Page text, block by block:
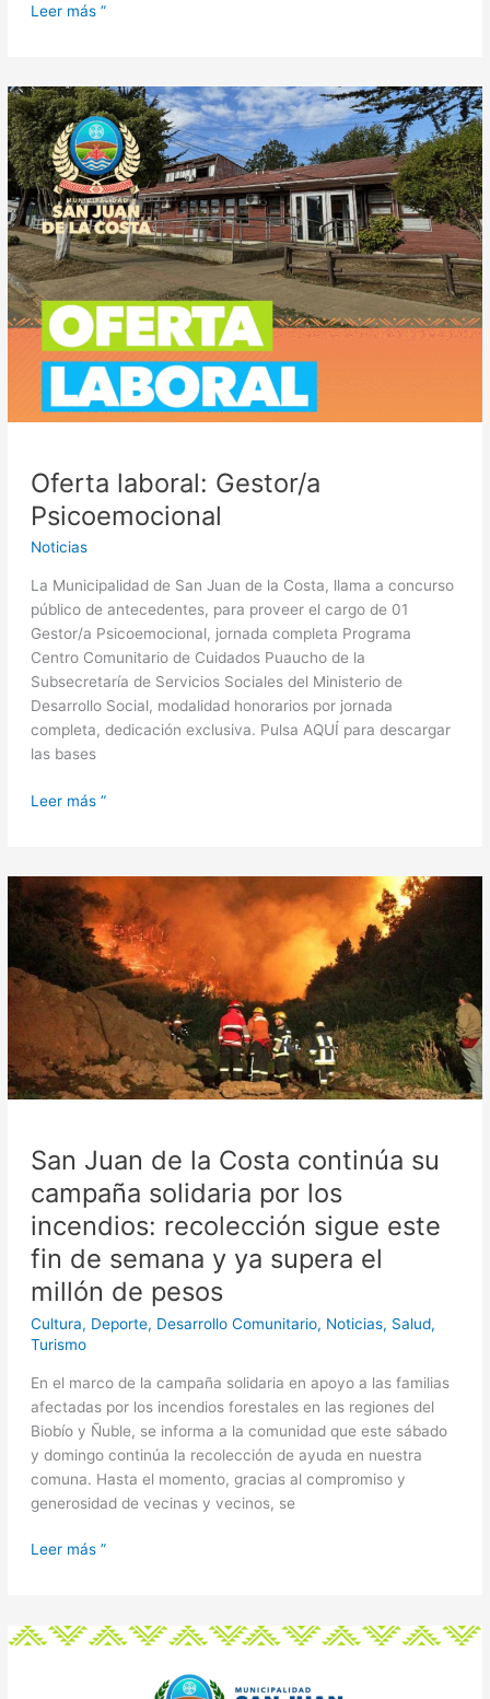
Leer más ”
Oferta laboral: Gestor/a
Psicoemocional
Noticias
La Municipalidad de San Juan de la Costa, llama a concurso
público de antecedentes, para proveer el cargo de 01
Gestor/a Psicoemocional, jornada completa Programa
Centro Comunitario de Cuidados Puaucho de la
Subsecretaría de Servicios Sociales del Ministerio de
Desarrollo Social, modalidad honorarios por jornada
completa, dedicación exclusiva. Pulsa AQUÍ para descargar
las bases
Oferta
laboral:
Gestor/a
Psicoemocional
Leer más ”
San Juan de la Costa continúa su
campaña solidaria por los
incendios: recolección sigue este
fin de semana y ya supera el
millón de pesos
Cultura, Deporte, Desarrollo Comunitario, Noticias, Salud,
Turismo
En el marco de la campaña solidaria en apoyo a las familias
afectadas por los incendios forestales en las regiones del
Biobío y Ñuble, se informa a la comunidad que este sábado
y domingo continúa la recolección de ayuda en nuestra
comuna. Hasta el momento, gracias al compromiso y
generosidad de vecinas y vecinos, se
San
Juan
de
Costa
continúa
campaña
solidaria
por
incendios:
recolección
sigue
este
fin
de
semana
y
ya
el
millón
de
pesos
Leer más ”
Bases